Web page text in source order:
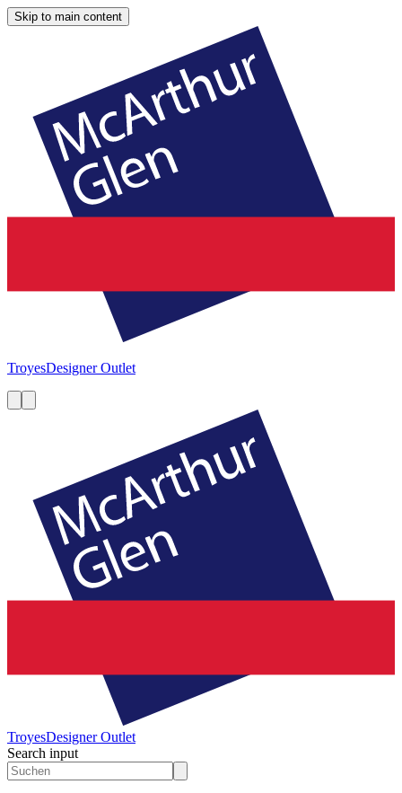
Skip to main content
TroyesDesigner Outlet
TroyesDesigner Outlet
Search input